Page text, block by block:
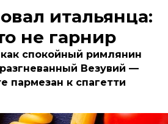
итальянца:
не гарнир
спокойный римлянин
Везувий —
пармезан к спагетти